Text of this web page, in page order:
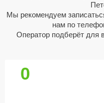
Мы рекомендуем
нам по
Оператор подберёт для
0